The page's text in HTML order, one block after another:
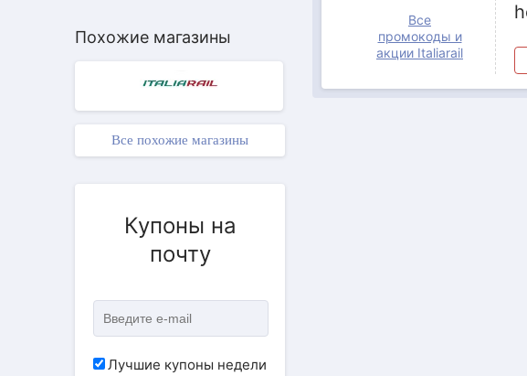
Похожие магазины
Все похожие магазины
Купоны на
почту
Лучшие купоны недели
Все
промокоды и
акции Italiarail